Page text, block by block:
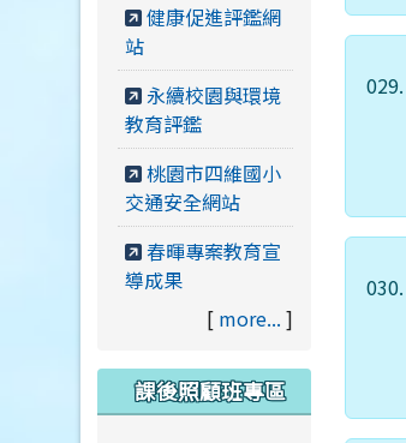
029.
030.
健康促進評鑑網
站
永續校園與環境
教育評鑑
桃園市四維國小
交通安全網站
春暉專案教育宣
導成果
[ more... ]
課後照顧班專區